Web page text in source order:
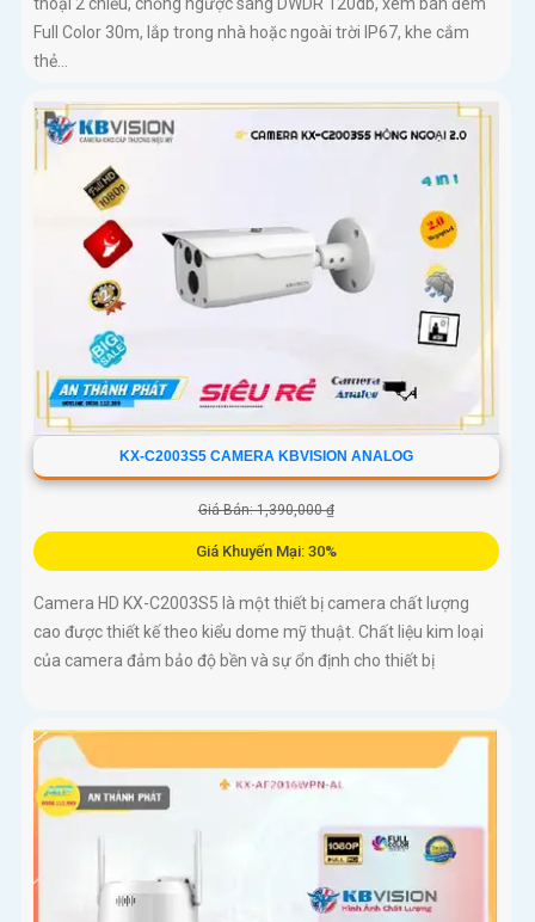
thoại 2 chiều, chống ngược sáng DWDR 120db, xem ban đêm
Full Color 30m, lắp trong nhà hoặc ngoài trời IP67, khe cắm
thẻ...
KX-C2003S5 CAMERA KBVISION ANALOG
Giá Bán: 1,390,000 ₫
Giá Khuyến Mại: 30%
Camera HD KX-C2003S5 là một thiết bị camera chất lượng
cao được thiết kế theo kiểu dome mỹ thuật. Chất liệu kim loại
của camera đảm bảo độ bền và sự ổn định cho thiết bị